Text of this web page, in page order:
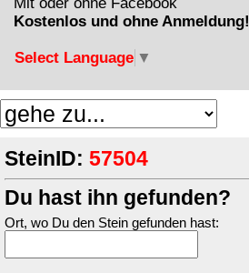
Mit oder ohne Facebook
Kostenlos und ohne Anmeldung!
Select Language ▼
SteinID: 57504
Du hast ihn gefunden?
Ort, wo Du den Stein gefunden hast: